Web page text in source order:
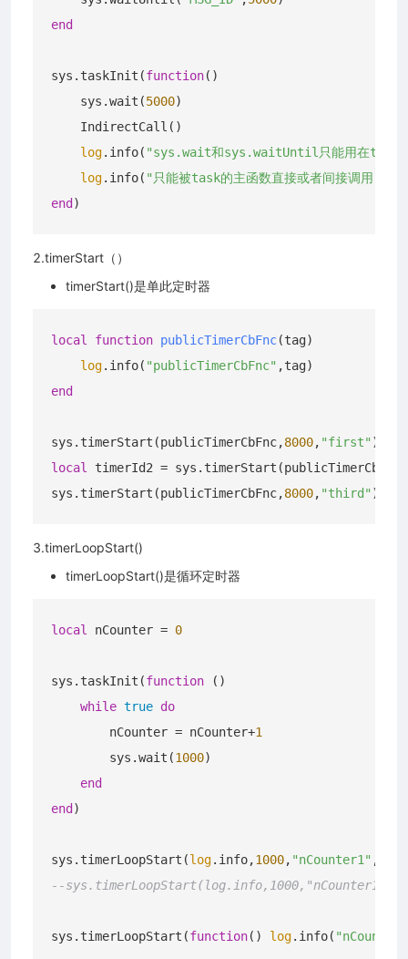
end
sys.taskInit(function()
    sys.wait(
5000)
    IndirectCall()
log.info( "sys.wait和sys.waitUntil只能用在task
log.info( "只能被task的主函数直接或者间接调用"
end
2.timerStart（）
timerStart()是单此定时器
local function publicTimerCbFnc(tag)
log.info( "publicTimerCbFnc"
end
sys.timerStart(publicTimerCbFnc,8000, "first"
local timerId2 = sys.timerStart(publicTimerCbFnc,
sys.timerStart(publicTimerCbFnc,8000, "third"
3.timerLoopStart()
timerLoopStart()是循环定时器
local nCounter = 0
sys.taskInit(function
()
while true do
        nCounter = nCounter+
1
        sys.wait(
1000)
end
end )
sys.timerLoopStart(log.info,1000, "nCounter1"
--sys.timerLoopStart(log.info,1000,"nCounter1",0)
sys.timerLoopStart(function() log.info(